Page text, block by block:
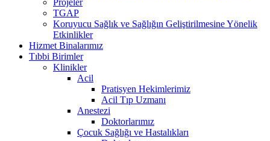
TGAP
Koruyucu Sağlık ve Sağlığın Geliştirilmesine Yönelik
Etkinlikler
Hizmet Binalarımız
Tıbbi Birimler
Klinikler
Acil
Pratisyen Hekimlerimiz
Acil Tıp Uzmanı
Anestezi
Doktorlarımız
Çocuk Sağlığı ve Hastalıkları